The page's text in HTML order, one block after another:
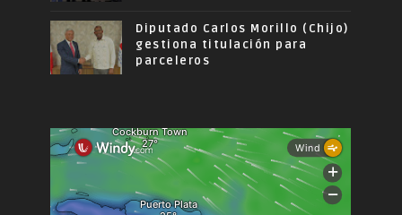
Diputado Carlos Morillo (Chijo)
gestiona titulación para
parceleros